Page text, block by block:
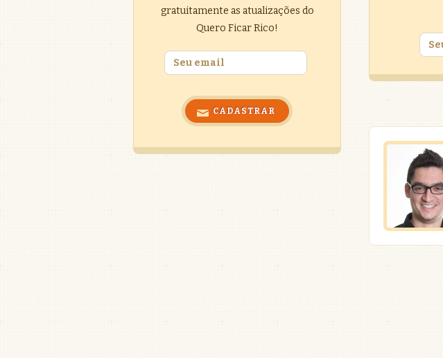
gratuitamente as atualizações do
Quero Ficar Rico!